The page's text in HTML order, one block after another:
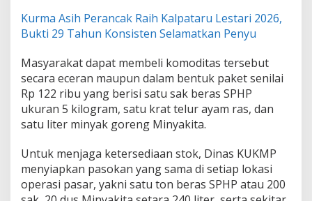
Kurma Asih Perancak Raih Kalpataru Lestari 2026,
Bukti 29 Tahun Konsisten Selamatkan Penyu
Masyarakat dapat membeli komoditas tersebut
secara eceran maupun dalam bentuk paket senilai
Rp 122 ribu yang berisi satu sak beras SPHP
ukuran 5 kilogram, satu krat telur ayam ras, dan
satu liter minyak goreng Minyakita.
Untuk menjaga ketersediaan stok, Dinas KUKMP
menyiapkan pasokan yang sama di setiap lokasi
operasi pasar, yakni satu ton beras SPHP atau 200